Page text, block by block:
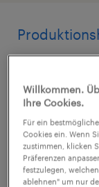
€14,96 -
Industrie
3. August 2026
Willkommen.
Ihre Cookies.
Für ein
Cookies ein. Wenn
zustimmen, klicken
Präferenzen
festzulegen,
ablehnen" um nur